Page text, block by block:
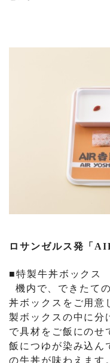
ロサンゼルス発「
■特製牛丼ボックス
機内で、できたて
丼ボックスをご用意
製ボックスの中に分
で具材をご飯にのせ
飯につゆが染み込ん
の牛丼が味わえます